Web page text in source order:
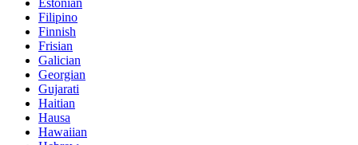
Filipino
Finnish
Frisian
Galician
Georgian
Gujarati
Haitian
Hausa
Hawaiian